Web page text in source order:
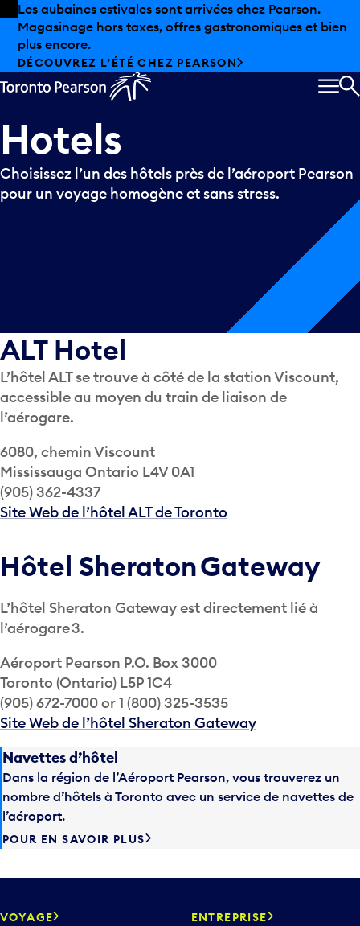
Skip to offers
Passer au contenu principal
Les aubaines estivales sont arrivées chez Pearson.
Magasinage hors taxes, offres gastronomiques et bien
plus encore.
DÉCOUVREZ L’ÉTÉ CHEZ PEARSON
Hotels
Choisissez l’un des hôtels près de l’aéroport Pearson
pour un voyage homogène et sans stress.
ALT Hotel
L’hôtel ALT se trouve à côté de la station Viscount,
accessible au moyen du train de liaison de
l’aérogare.
6080, chemin Viscount
Mississauga Ontario L4V 0A1
(905) 362-4337
Site Web de l’hôtel ALT de Toronto
Hôtel Sheraton Gateway
L’hôtel Sheraton Gateway est directement lié à
l’aérogare 3.
Aéroport Pearson P.O. Box 3000
Toronto (Ontario) L5P 1C4
(905) 672-7000 or 1 (800) 325-3535
Site Web de l’hôtel Sheraton Gateway
Navettes d’hôtel
Dans la région de l’Aéroport Pearson, vous trouverez un
nombre d’hôtels à Toronto avec un service de navettes de
l’aéroport.
POUR EN SAVOIR PLUS
VOYAGE ENTREPRISE